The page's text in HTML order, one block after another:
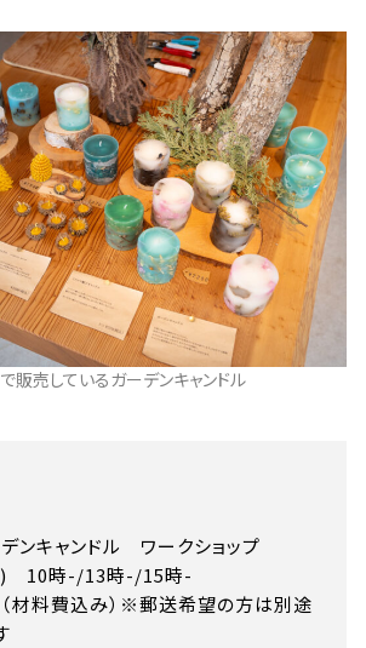
売しているガーデンキャンドル
ンキャンドル ワークショップ
) 10時-/13時-/15時-
材料費込み）※郵送希望の方は別途